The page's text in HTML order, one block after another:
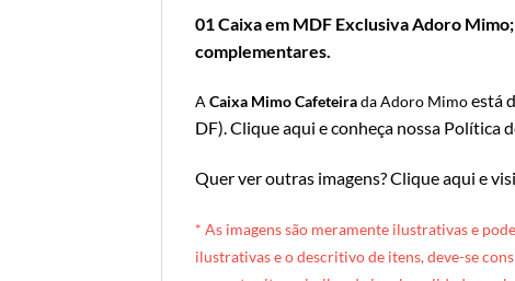
01 Caixa em MDF Exclusiva Adoro
complementares.
ACaixa Mimo Cafeteirada Adoro Mimoestá
DF).Clique aqui e conheça nossa Política
Quer ver outras imagens?Clique aqui e
* As imagens são meramente ilustrativas e
ilustrativas e o descritivo de itens, deve-se